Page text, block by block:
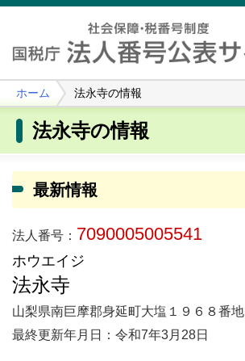
ホーム 法永寺の情報
法永寺の情報
最新情報
法人番号： 7090005005541
ホウエイジ
法永寺
山梨県南巨摩郡身延町大塩１９６８番地
最終更新年月日：令和7年3月28日